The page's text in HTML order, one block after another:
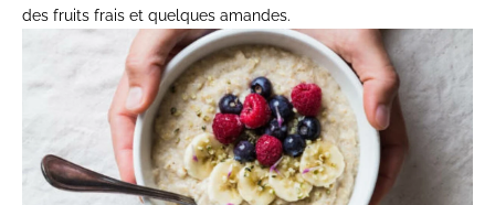
des fruits frais et quelques amandes.